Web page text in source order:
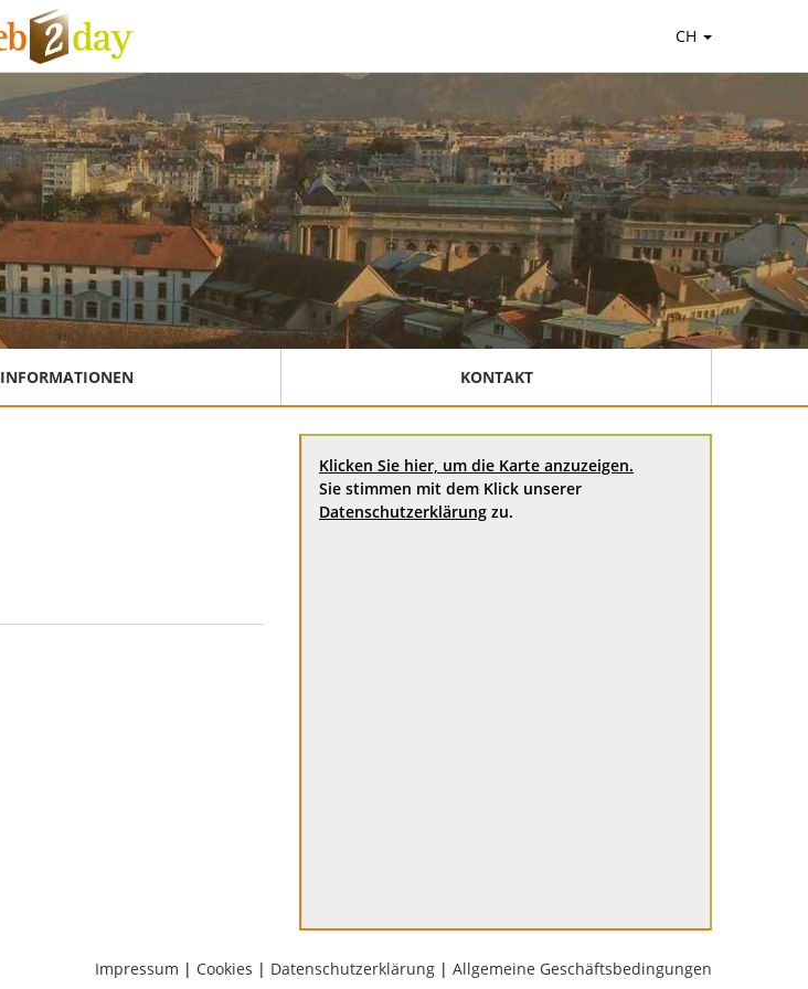
CH
INFORMATIONEN KONTAKT
Klicken Sie hier, um die Karte anzuzeigen.
Sie stimmen mit dem Klick unserer
Datenschutzerklärung zu.
Impressum | Cookies | Datenschutzerklärung | Allgemeine Geschäftsbedingungen